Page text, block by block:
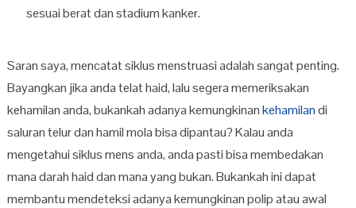
sesuai berat dan stadium kanker.
Saran saya, mencatat siklus menstruasi adalah sangat penting.
Bayangkan jika anda telat haid, lalu segera memeriksakan
kehamilan anda, bukankah adanya kemungkinankehamilandi
saluran telur dan hamil mola bisa dipantau? Kalau anda
mengetahui siklus mens anda, anda pasti bisa membedakan
mana darah haid dan mana yang bukan. Bukankah ini dapat
membantu mendeteksi adanya kemungkinan polip atau awal